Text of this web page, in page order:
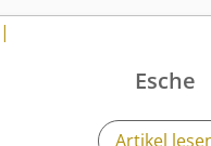
Esche
Artikel